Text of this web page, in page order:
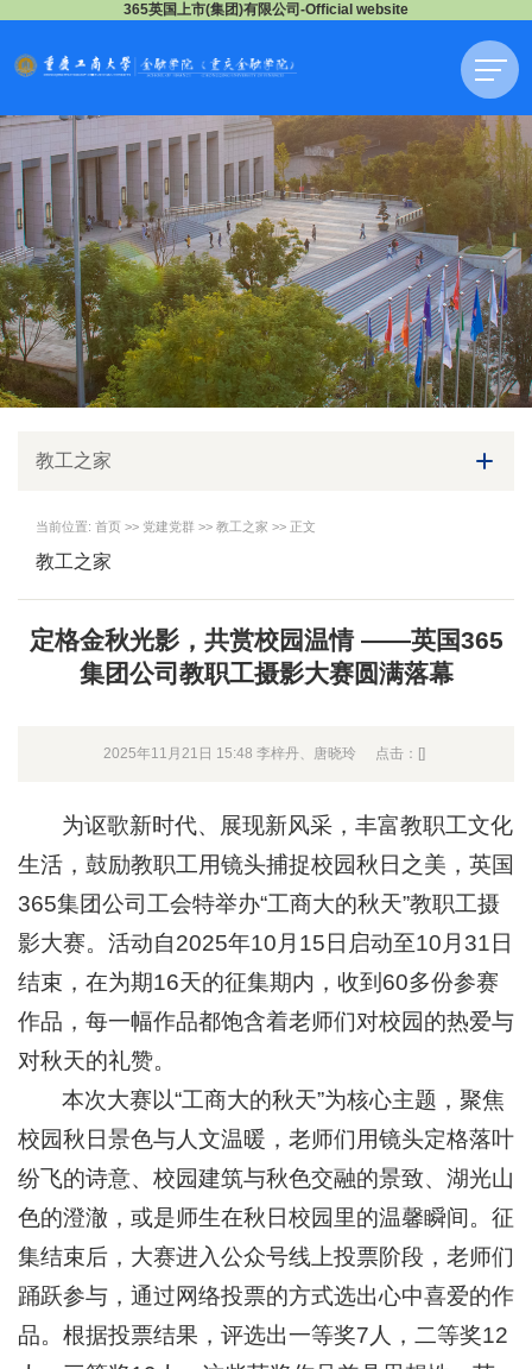
365英国上市(集团)有限公司-Official website
教工之家
当前位置: 首页 >> 党建党群 >> 教工之家 >> 正文
教工之家
定格金秋光影，共赏校园温情 ——英国365
集团公司教职工摄影大赛圆满落幕
2025年11月21日 15:48 李梓丹、唐晓玲 点击：[]
为讴歌新时代、展现新风采，丰富教职工文化
生活，鼓励教职工用镜头捕捉校园秋日之美，英国
365集团公司工会特举办“工商大的秋天”教职工摄
影大赛。活动自2025年10月15日启动至10月31日
结束，在为期16天的征集期内，收到60多份参赛
作品，每一幅作品都饱含着老师们对校园的热爱与
对秋天的礼赞。
本次大赛以“工商大的秋天”为核心主题，聚焦
校园秋日景色与人文温暖，老师们用镜头定格落叶
纷飞的诗意、校园建筑与秋色交融的景致、湖光山
色的澄澈，或是师生在秋日校园里的温馨瞬间。征
集结束后，大赛进入公众号线上投票阶段，老师们
踊跃参与，通过网络投票的方式选出心中喜爱的作
品。根据投票结果，评选出一等奖7人，二等奖12